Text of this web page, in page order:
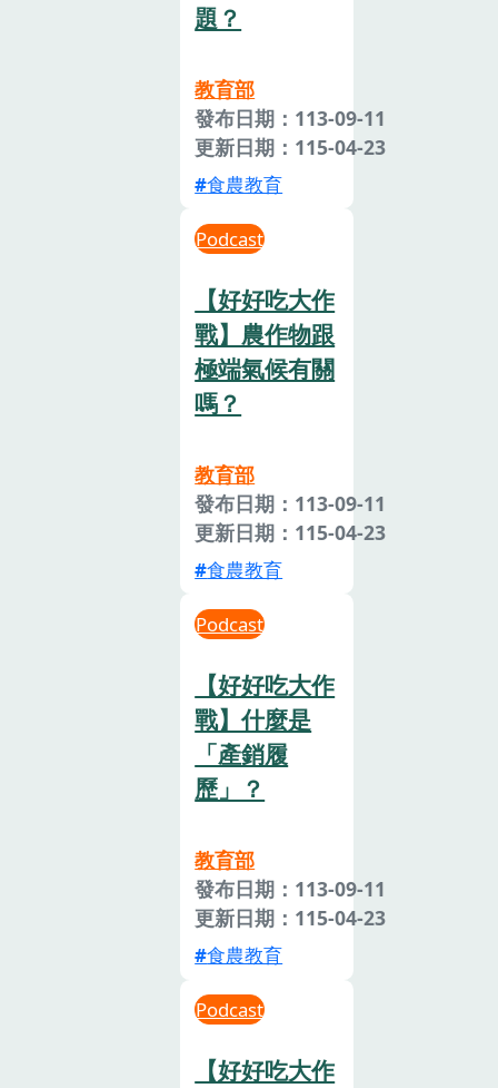
題？
教育部
發布日期：113-09-11
更新日期：115-04-23
食農教育
Podcast
【好好吃大作
戰】農作物跟
極端氣候有關
嗎？
教育部
發布日期：113-09-11
更新日期：115-04-23
食農教育
Podcast
【好好吃大作
戰】什麼是
「產銷履
歷」？
教育部
發布日期：113-09-11
更新日期：115-04-23
食農教育
Podcast
【好好吃大作